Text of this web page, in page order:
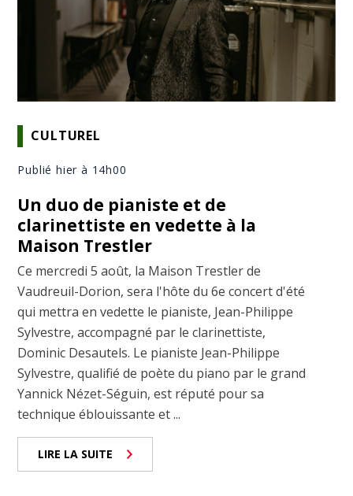
CULTUREL
Publié hier à 14h00
Un duo de pianiste et de
clarinettiste en vedette à la
Maison Trestler
Ce mercredi 5 août, la Maison Trestler de
Vaudreuil-Dorion, sera l'hôte du 6e concert d'été
qui mettra en vedette le pianiste, Jean-Philippe
Sylvestre, accompagné par le clarinettiste,
Dominic Desautels. Le pianiste Jean-Philippe
Sylvestre, qualifié de poète du piano par le grand
Yannick Nézet-Séguin, est réputé pour sa
technique éblouissante et ...
LIRE LA SUITE